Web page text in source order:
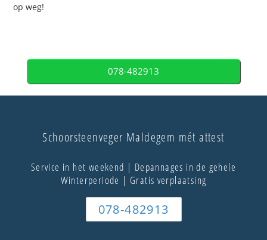
op weg!
078-482913
Schoorsteenveger Maldegem mét attest
Service in het weekend | Depannages in de gehele
Winterperiode | Gratis verplaatsing
078-482913